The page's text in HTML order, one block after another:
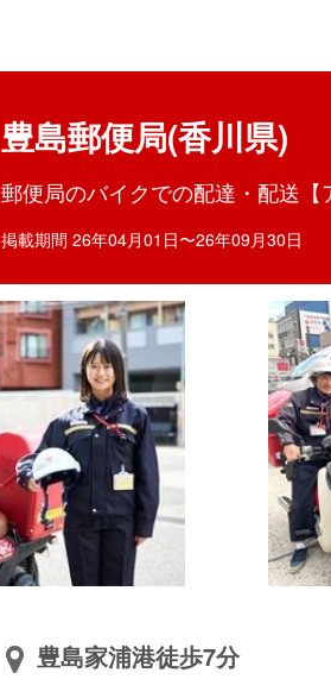
豊島郵便局(香川県)
郵便局のバイクでの配達・配送【
掲載期間 26年04月01日〜26年09月30日
豊島家浦港徒歩7分